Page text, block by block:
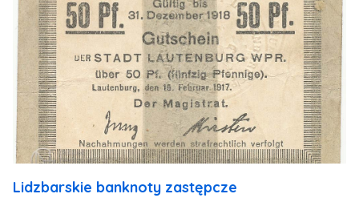
Lidzbarskie banknoty zastępcze